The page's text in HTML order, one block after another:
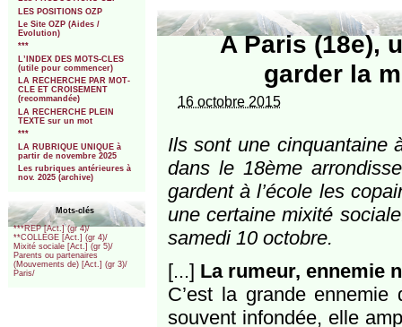
LES POSITIONS OZP
Le Site OZP (Aides /
Evolution)
***
L’INDEX DES MOTS-CLES
(utile pour commencer)
LA RECHERCHE PAR MOT-
CLE ET CROISEMENT
(recommandée)
LA RECHERCHE PLEIN
TEXTE sur un mot
***
LA RUBRIQUE UNIQUE à
partir de novembre 2025
Les rubriques antérieures à
nov. 2025 (archive)
Mots-clés
***REP [Act.] (gr 4)/
**COLLEGE [Act.] (gr 4)/
Mixité sociale [Act.] (gr 5)/
Parents ou partenaires
(Mouvements de) [Act.] (gr 3)/
Paris/
A Paris (18e),
garder la
16 octobre 2015
Ils sont une cinquantaine
dans le 18ème
gardent à l’école les
une certaine mixité
samedi 10 octobre.
[...] La rumeur, ennemie
C’est la grande
souvent infondée, elle